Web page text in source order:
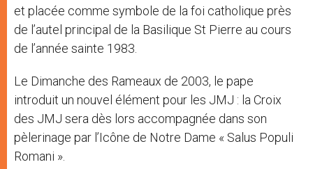
et placée comme symbole de la foi catholique près
de l’autel principal de la Basilique St Pierre au cours
de l’année sainte 1983.
Le Dimanche des Rameaux de 2003, le pape
introduit un nouvel élément pour les JMJ : la Croix
des JMJ sera dès lors accompagnée dans son
pèlerinage par l’Icône de Notre Dame « Salus Populi
Romani ».